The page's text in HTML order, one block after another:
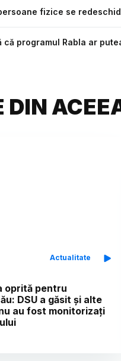
fizice se
că programul Rabla ar
DIN
Actualitate
oprită pentru
DSU a găsit și alte
au fost monitorizați